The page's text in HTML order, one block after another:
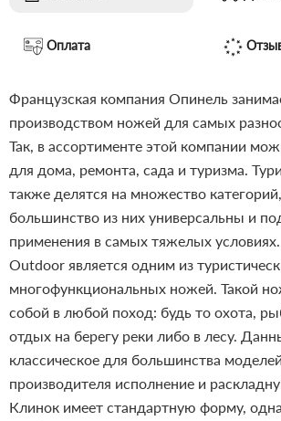
Оплата
Французская компания Опинель
производством ножей для самых
Так, в ассортименте этой компании
для дома, ремонта, сада и туризма.
также делятся на множество
большинство из них универсальны и
применения в самых тяжелых
Outdoor является одним из
многофункциональных ножей. Такой
собой в любой поход: будь то охота,
отдых на берегу реки либо в лесу.
классическое для большинства
производителя исполнение и
Клинок имеет стандартную форму,